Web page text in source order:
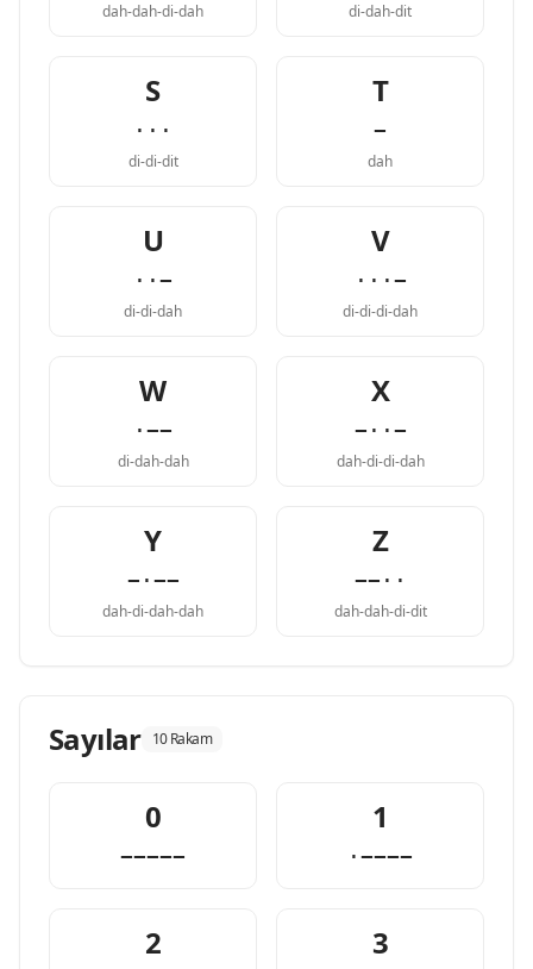
dah-dah-di-dah di-dah-dit
S
···
di-di-dit
T
−
dah
U
··−
di-di-dah
V
···−
di-di-di-dah
W
·−−
di-dah-dah
X
−··−
dah-di-di-dah
Y
−·−−
dah-di-dah-dah
Z
−−··
dah-dah-di-dit
Sayılar 10 Rakam
0
−−−−−
1
·−−−−
2 3